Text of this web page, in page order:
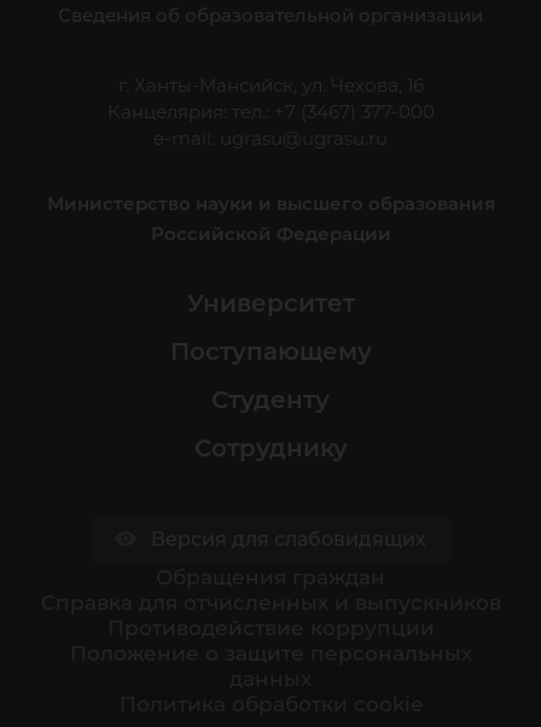
Сведения об образовательной организации
г. Ханты-Мансийск, ул. Чехова, 16
Канцелярия: тел.: +7 (3467) 377-000
e-mail:
ugrasu@ugrasu.ru
Министерство науки и высшего образования
Российской Федерации
Университет
Поступающему
Студенту
Сотруднику